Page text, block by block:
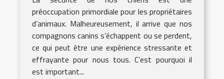
préoccupation primordiale pour les propriétaires
d’animaux. Malheureusement, il arrive que nos
compagnons canins s’échappent ou se perdent,
ce qui peut être une expérience stressante et
effrayante pour nous tous. C’est pourquoi il
est important...